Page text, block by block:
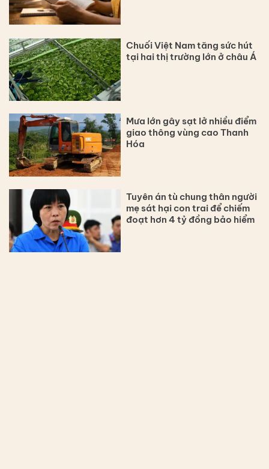
Chuối Việt Nam tăng sức hút
tại hai thị trường lớn ở châu Á
Mưa lớn gây sạt lở nhiều điểm
giao thông vùng cao Thanh
Hóa
Tuyên án tù chung thân người
mẹ sát hại con trai để chiếm
đoạt hơn 4 tỷ đồng bảo hiểm